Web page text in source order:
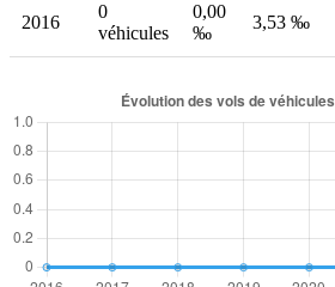
2016
0
véhicules
0,00
‰
3,53 ‰